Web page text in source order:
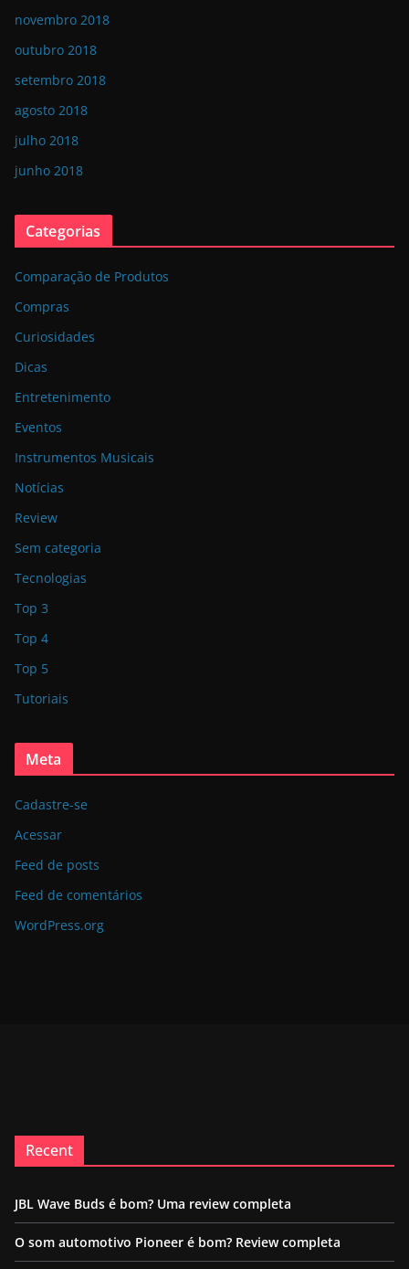
novembro 2018
outubro 2018
setembro 2018
agosto 2018
julho 2018
junho 2018
Categorias
Comparação de Produtos
Compras
Curiosidades
Dicas
Entretenimento
Eventos
Instrumentos Musicais
Notícias
Review
Sem categoria
Tecnologias
Top 3
Top 4
Top 5
Tutoriais
Meta
Cadastre-se
Acessar
Feed de posts
Feed de comentários
WordPress.org
Recent
JBL Wave Buds é bom? Uma review completa
O som automotivo Pioneer é bom? Review completa